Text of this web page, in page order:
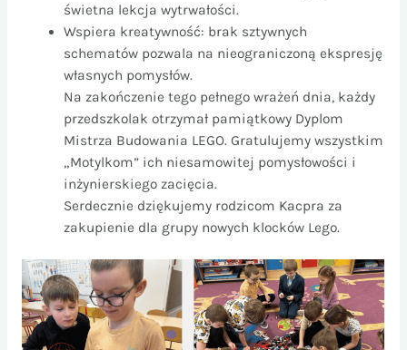
świetna lekcja wytrwałości.
Wspiera kreatywność: brak sztywnych
schematów pozwala na nieograniczoną ekspresję
własnych pomysłów.
Na zakończenie tego pełnego wrażeń dnia, każdy
przedszkolak otrzymał pamiątkowy Dyplom
Mistrza Budowania LEGO. Gratulujemy wszystkim
„Motylkom” ich niesamowitej pomysłowości i
inżynierskiego zacięcia.
Serdecznie dziękujemy rodzicom Kacpra za
zakupienie dla grupy nowych klocków Lego.